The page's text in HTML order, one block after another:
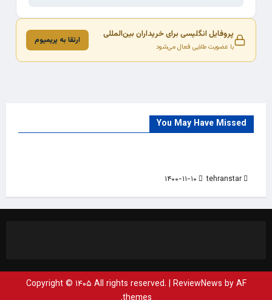
پروفایل انگلیسی برای خریداران بین‌المللی
با عضویت طلایی فعال می‌شود
ارتقا به پریمیوم
You May Have Missed
Countries
India
Trade Source
tehranstar
Copyright © ۱۴۰۵ All rights reserved. | ReviewNews by AF